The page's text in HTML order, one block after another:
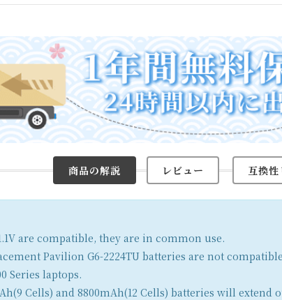
商品の解説 レビュー 互換性
are compatible, they are in common use.
Pavilion G6-2224TU batteries are not
Series laptops.
Cells) and 8800mAh(12 Cells) batteries will